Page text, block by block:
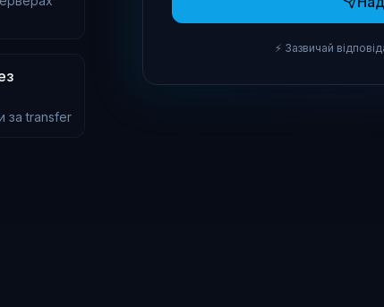
за transfer
⚡ Зазвичай